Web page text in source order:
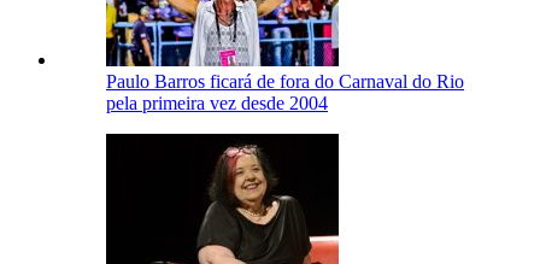
Paulo Barros ficará de fora do Carnaval do Rio
pela primeira vez desde 2004